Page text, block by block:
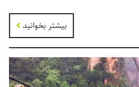
بیشتر بخوانید